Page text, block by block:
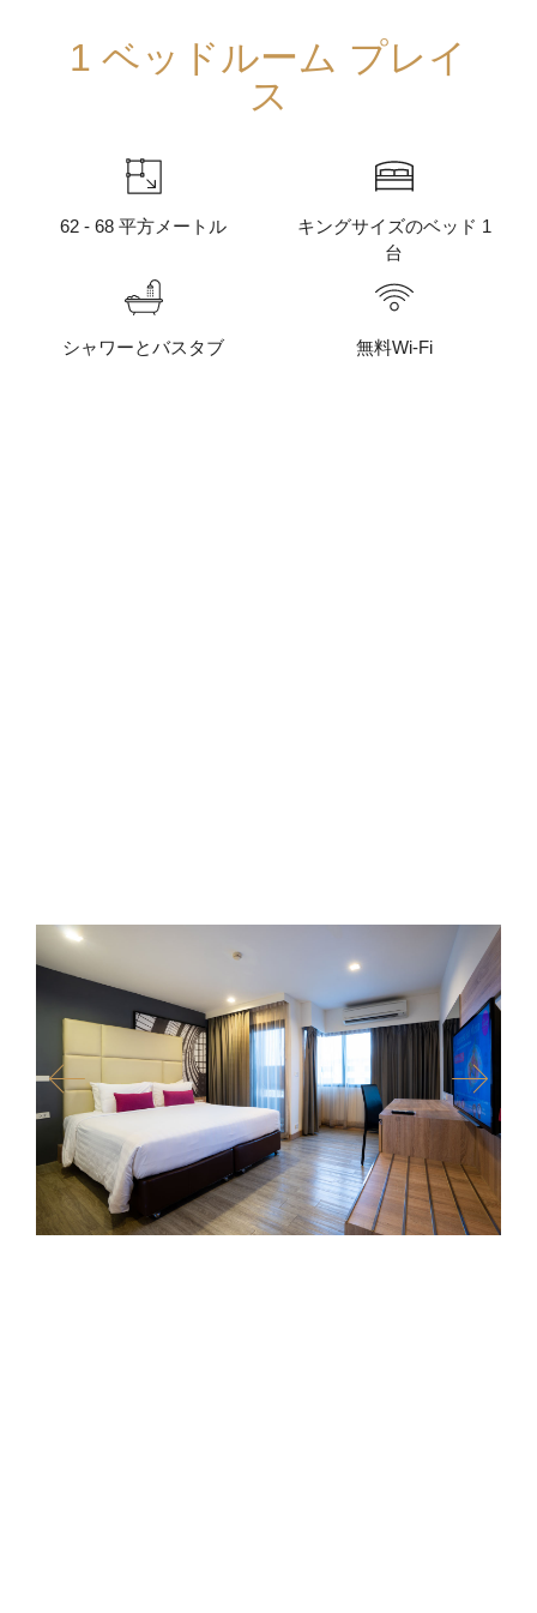
1 ベッドルーム プレイ
ス
62 - 68 平方メートル
キングサイズのベッド 1
台
シャワーとバスタブ 無料Wi-Fi